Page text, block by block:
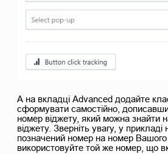
А на вкладці Advanced додайте
сформувати самостійно,
номер віджету, який можна знайти
віджету. Зверніть увагу, у
позначений номер на номер
використовуйте той же номер, що